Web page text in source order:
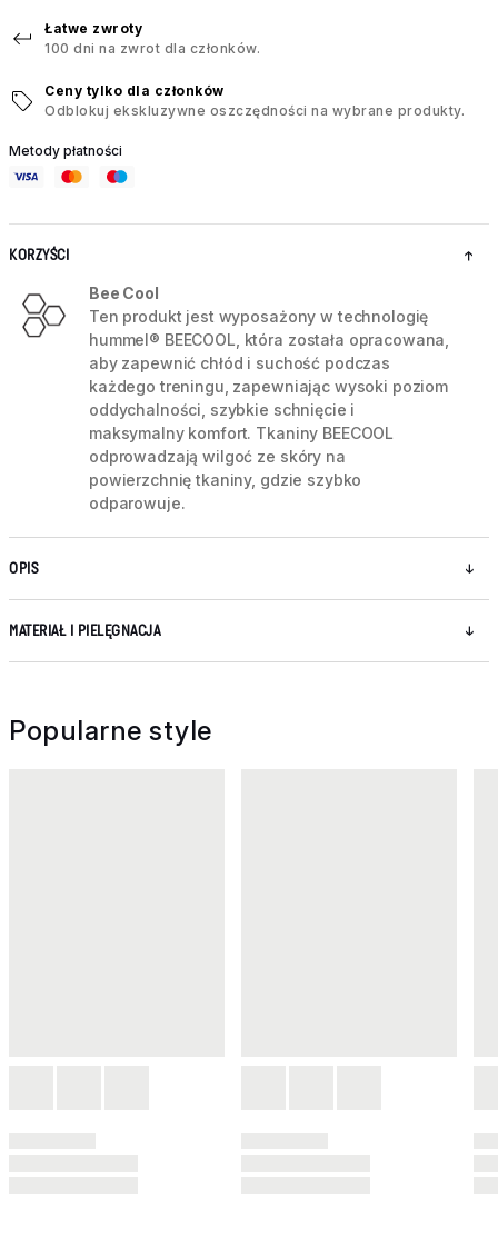
Łatwe zwroty
100 dni na zwrot dla członków.
Ceny tylko dla członków
Odblokuj ekskluzywne oszczędności na wybrane produkty.
Metody płatności
KORZYŚCI
Bee Cool
Ten produkt jest wyposażony w technologię
hummel® BEECOOL, która została opracowana,
aby zapewnić chłód i suchość podczas
każdego treningu, zapewniając wysoki poziom
oddychalności, szybkie schnięcie i
maksymalny komfort. Tkaniny BEECOOL
odprowadzają wilgoć ze skóry na
powierzchnię tkaniny, gdzie szybko
odparowuje.
OPIS
MATERIAŁ I PIELĘGNACJA
Popularne style